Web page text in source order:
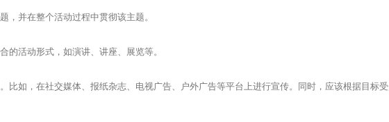
并在整个活动过程中贯彻该主题。
活动形式，如演讲、讲座、展览等。
如，在社交媒体、报纸杂志、电视广告、户外广告等平台上进行宣传。同时，应该根据目标